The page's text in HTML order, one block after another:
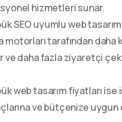
hizmetleri sunar.
SEO uyumlu web
motorları tarafından daha
ve daha fazla ziyaretçi
web tasarım fiyatları
ve bütçenize uygun